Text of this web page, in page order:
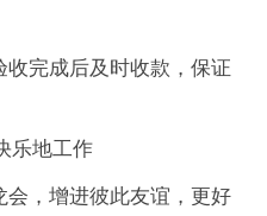
完成后及时收款，保证
乐地工作
会，增进彼此友谊，更好